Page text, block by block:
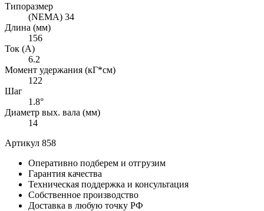
Типоразмер
(NEMA) 34
Длина (мм)
156
Ток (А)
6.2
Момент удержания (кГ*см)
122
Шаг
1.8°
Диаметр вых. вала (мм)
14
Артикул 858
Оперативно подберем и отгрузим
Гарантия качества
Техническая поддержка и консультация
Собственное производство
Доставка в любую точку РФ